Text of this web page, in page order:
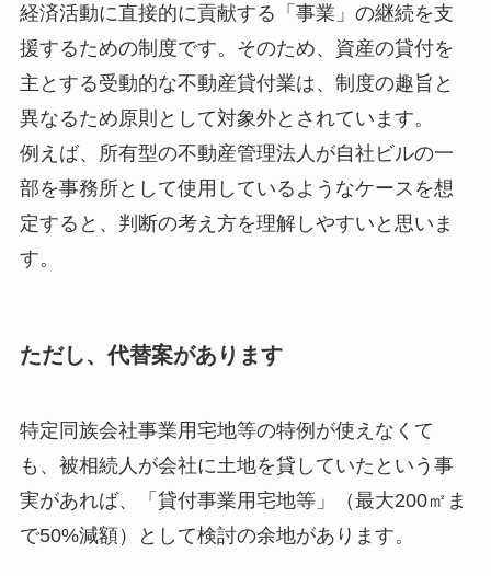
経済活動に直接的に貢献する「事業」の継続を支
援するための制度です。そのため、資産の貸付を
主とする受動的な不動産貸付業は、制度の趣旨と
異なるため原則として対象外とされています。
例えば、所有型の不動産管理法人が自社ビルの一
部を事務所として使用しているようなケースを想
定すると、判断の考え方を理解しやすいと思いま
す。
ただし、代替案があります
特定同族会社事業用宅地等の特例が使えなくて
も、被相続人が会社に土地を貸していたという事
実があれば、「貸付事業用宅地等」（最大200㎡ま
で50%減額）として検討の余地があります。